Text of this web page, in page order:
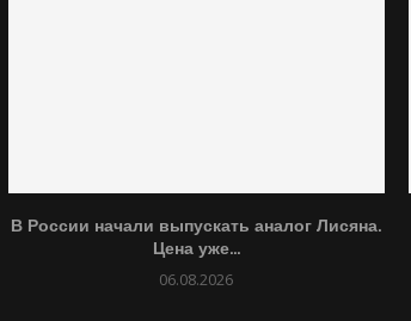
В России начали выпускать аналог Лисяна.
Цена уже...
06.08.2026